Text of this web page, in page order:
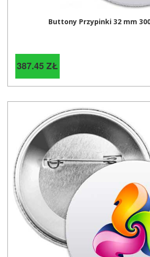
Buttony Przypinki 32 mm
387.45 ZŁ